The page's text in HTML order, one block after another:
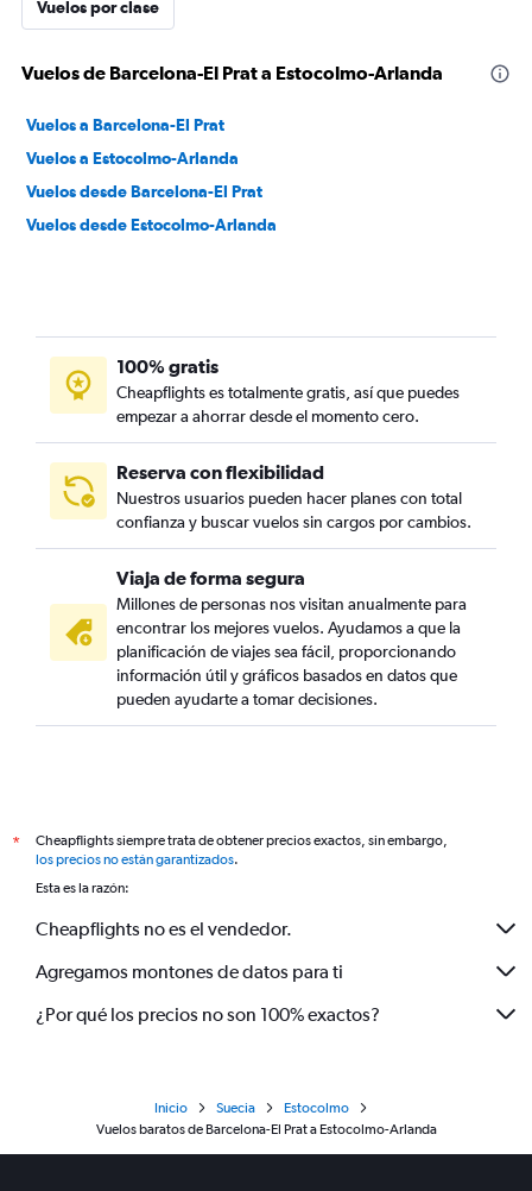
Vuelos por clase
Vuelos de Barcelona-El Prat a Estocolmo-Arlanda
Vuelos a Barcelona-El Prat
Vuelos a Estocolmo-Arlanda
Vuelos desde Barcelona-El Prat
Vuelos desde Estocolmo-Arlanda
100% gratis
Cheapflights es totalmente gratis, así que puedes
empezar a ahorrar desde el momento cero.
Reserva con flexibilidad
Nuestros usuarios pueden hacer planes con total
confianza y buscar vuelos sin cargos por cambios.
Viaja de forma segura
Millones de personas nos visitan anualmente para
encontrar los mejores vuelos. Ayudamos a que la
planificación de viajes sea fácil, proporcionando
información útil y gráficos basados en datos que
pueden ayudarte a tomar decisiones.
*
Cheapflights siempre trata de obtener precios exactos, sin embargo,
los precios no están garantizados.
Esta es la razón:
Cheapflights no es el vendedor.
Agregamos montones de datos para ti
¿Por qué los precios no son 100% exactos?
Inicio Suecia
Estocolmo
Vuelos baratos de Barcelona-El Prat a Estocolmo-Arlanda